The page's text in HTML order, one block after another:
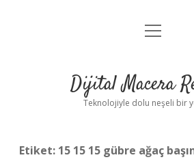
Anasayfa
Yasal Uyarı
menüyü
Dijital Macera
Teknolojiyle dolu neşeli bir
Etiket: 15 15 15 gübre ağaç